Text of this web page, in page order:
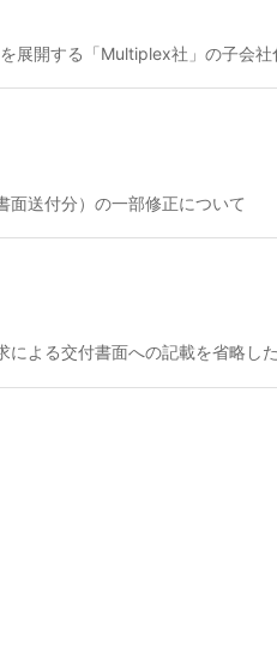
展開する「Multiplex社」の子会
面送付分）の一部修正について
よる交付書面への記載を省略した